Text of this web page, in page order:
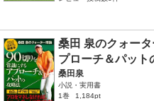
桑田 泉のクォー
プローチ＆パット
桑田泉
小説・実用書
1巻
1,184pt